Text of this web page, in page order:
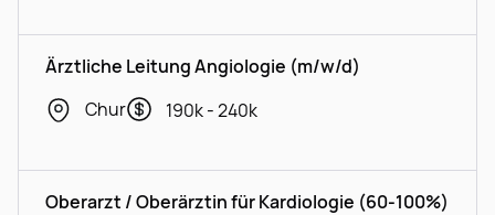
Ärztliche Leitung Angiologie (m/w/d)
Chur
190k - 240k
Oberarzt / Oberärztin für Kardiologie (60-100%)